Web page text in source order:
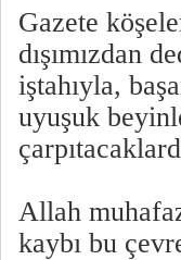
Gazete
dışımızdan
iştahıyla,
uyuşuk
Allah
kaybı bu